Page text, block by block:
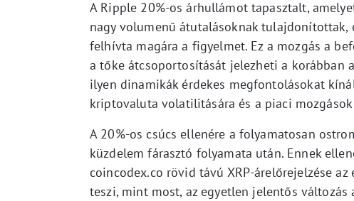
A Ripple 20%-os árhullámot tapasztalt,
nagy volumenű átutalásoknak
felhívta magára a figyelmet. Ez a mozgás a
a tőke átcsoportosítását jelezheti a korábban
ilyen dinamikák érdekes megfontolásokat
kriptovaluta volatilitására és a piaci
A 20%-os csúcs ellenére a folyamatosan
küzdelem fárasztó folyamata után. Ennek
coincodex.co rövid távú XRP-árelőrejelzése
teszi, mint most, az egyetlen jelentős változás